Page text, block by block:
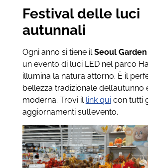
Festival delle luci
autunnali
Ogni anno si tiene ilSeoul
un evento di luci LED nel parco
illumina la natura attorno. È il
bellezza tradizionale dell’autunno
moderna. Trovi il link quicon tutti
aggiornamenti sull’evento.